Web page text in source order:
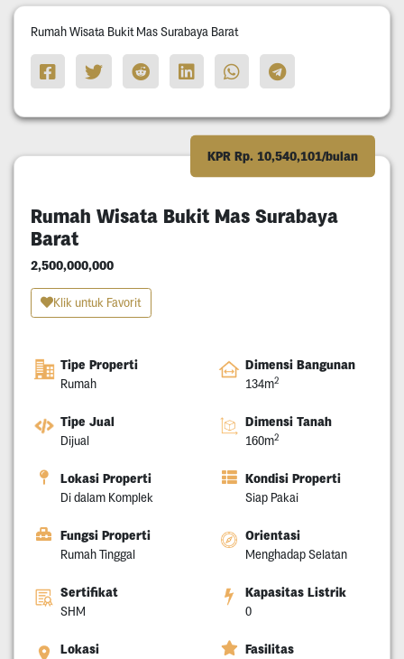
Rumah Wisata Bukit Mas Surabaya Barat
KPR Rp. 10,540,101/bulan
Rumah Wisata Bukit Mas Surabaya
Barat
2,500,000,000
Klik untuk Favorit
Tipe Properti
Rumah
Dimensi Bangunan
134m2
Tipe Jual
Dijual
Dimensi Tanah
160m2
Lokasi Properti
Di dalam Komplek
Kondisi Properti
Siap Pakai
Fungsi Properti
Rumah Tinggal
Orientasi
Menghadap Selatan
Sertifikat
SHM
Kapasitas Listrik
0
Lokasi Fasilitas